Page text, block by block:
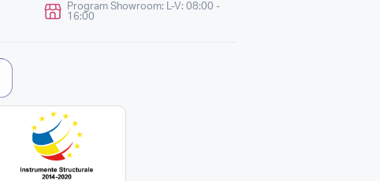
Program Showroom: L-V: 08:00 -
16:00